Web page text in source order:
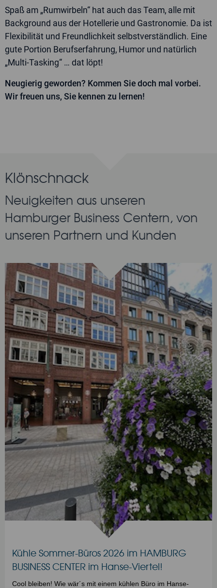
Spaß am „Rumwirbeln“ hat auch das Team, alle mit
Background aus der Hotellerie und Gastronomie. Da ist
Flexibilität und Freundlichkeit selbstverständlich. Eine
gute Portion Berufserfahrung, Humor und natürlich
„Multi-Tasking“ … dat löpt!
Neugierig geworden? Kommen Sie doch mal vorbei.
Wir freuen uns, Sie kennen zu lernen!
Klönschnack
Neuigkeiten aus unseren
Hamburger Business Centern, von
unseren Partnern und Kunden
Kühle Sommer-Büros 2026 im HAMBURG
BUSINESS CENTER im Hanse-Viertel!
Cool bleiben! Wie wär´s mit einem kühlen Büro im Hanse-